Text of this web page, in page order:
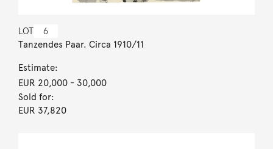
LOT 6
Tanzendes Paar. Circa 1910/11
Estimate:
EUR 20,000- 30,000
Sold for:
EUR 37,820